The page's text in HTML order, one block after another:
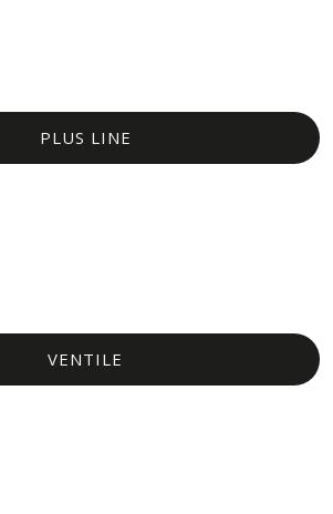
PLUS LINE​
VENTILE